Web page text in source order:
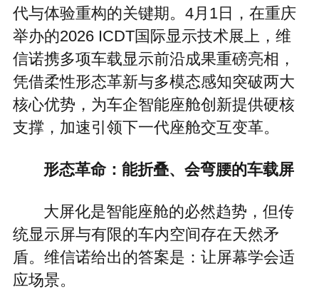
代与体验重构的关键期。4月1日，在重庆
举办的2026 ICDT国际显示技术展上，维
信诺携多项车载显示前沿成果重磅亮相，
凭借柔性形态革新与多模态感知突破两大
核心优势，为车企智能座舱创新提供硬核
支撑，加速引领下一代座舱交互变革。
形态革命：能折叠、会弯腰的车载屏
大屏化是智能座舱的必然趋势，但传
统显示屏与有限的车内空间存在天然矛
盾。维信诺给出的答案是：让屏幕学会适
应场景。